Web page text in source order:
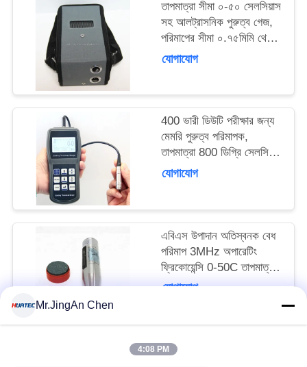
PRIVACY
POLICY
তাপমাত্রা সীমা ০-৫০ সেলসিয়াস
সহ আলট্রাসনিক পুরুত্ব গেজ,
পরিমাপের সীমা ০.৭৫মিমি থেকে
৩০০মিমি এবং পরীক্ষার গভীরতা
যোগাযোগ
400 ভারী ডিউটি পরীক্ষার জন্য
মেমরি পুরুত্ব পরিমাপক,
তাপমাত্রা 800 ডিগ্রি সেলসিয়াস
পর্যন্ত
যোগাযোগ
এবিএস উপাদান অতিস্বনক বেধ
পরিমাপ 3MHz অপারেটিং
ফ্রিকোয়েন্সি 0-50C তাপমাত্রা
পরিসীমা সঠিক বেধ রিডিং জন্য
যোগাযোগ
Mr.JingAn Chen
4:08 PM